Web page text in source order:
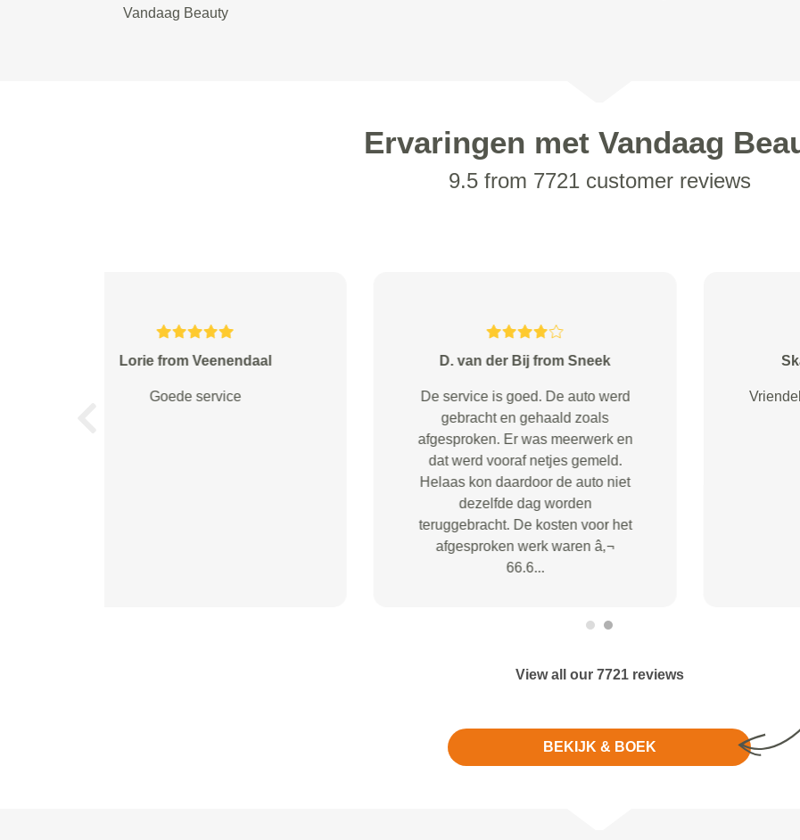
Vandaag Beauty
Ervaringen met Vandaag
9.5 from 7721 customer reviews
Skalli from Maarheeze
Vriendelijke personel snel service
Rachel Haferkamp from
Top!
View all our 7721 reviews
BEKIJK & BOEK